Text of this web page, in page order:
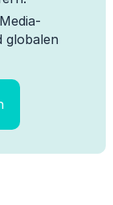
globalen